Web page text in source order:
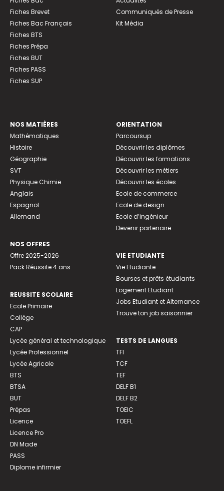
Fiches Brevet
Fiches Bac Français
Fiches BTS
Fiches Prépa
Fiches BUT
Fiches PASS
Fiches SUP
Communiqués de Presse
Kit Média
NOS MATIÈRES
Mathématiques
Histoire
Géographie
SVT
Physique Chimie
Anglais
Espagnol
Allemand
NOS OFFRES
Offre 2025-2026
Pack Réussite 4 ans
REUSSITE SCOLAIRE
Ecole Primaire
Collège
CAP
Lycée général et technologique
Lycée Professionnel
Lycée Agricole
BTS
BTSA
BUT
Prépas
Licence
Licence Pro
DN Made
PASS
Diplome infirmier
ORIENTATION
Parcoursup
Découvrir les diplômes
Découvrir les formations
Découvrir les métiers
Découvrir les écoles
Ecole de commerce
Ecole de design
Ecole d’ingénieur
Devenir partenaire
VIE ETUDIANTE
Vie Etudiante
Bourses et prêts étudiants
Logement Etudiant
Jobs Etudiant et Alternance
Trouve ton job saisonnier
TESTS DE LANGUES
TFI
TCF
TEF
DELF B1
DELF B2
TOEIC
TOEFL